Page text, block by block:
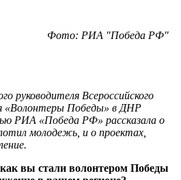
Фото: РИА "Победа РФ"
руководителя Всероссийского
«Волонтеры Победы» в ДНР
РИА «Победа РФ» рассказала о
молодежь, и о проектах,
вы стали волонтером Победы